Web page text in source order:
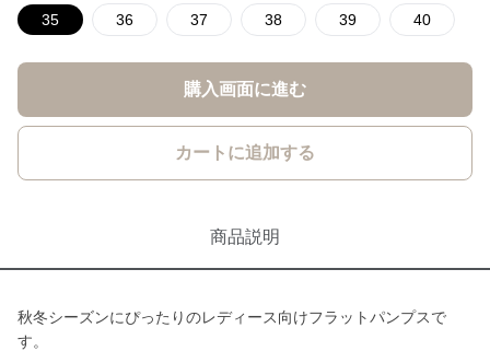
35 36 37 38 39 40
購入画面に進む
カートに追加する
商品説明
秋冬シーズンにぴったりのレディース向けフラットパンプスで
す。